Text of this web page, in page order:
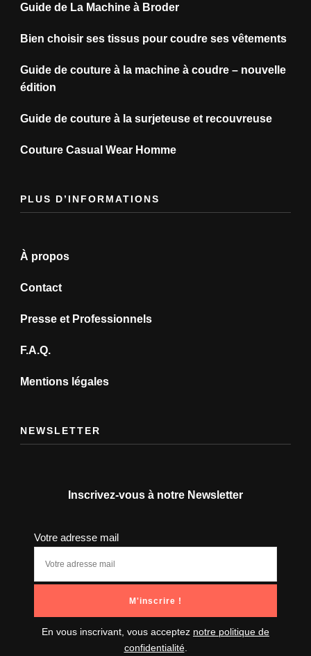
Guide de La Machine à Broder
Bien choisir ses tissus pour coudre ses vêtements
Guide de couture à la machine à coudre – nouvelle
édition
Guide de couture à la surjeteuse et recouvreuse
Couture Casual Wear Homme
PLUS D’INFORMATIONS
À propos
Contact
Presse et Professionnels
F.A.Q.
Mentions légales
NEWSLETTER
Inscrivez-vous à notre Newsletter
Votre adresse mail
En vous inscrivant, vous acceptez notre politique de
confidentialité.